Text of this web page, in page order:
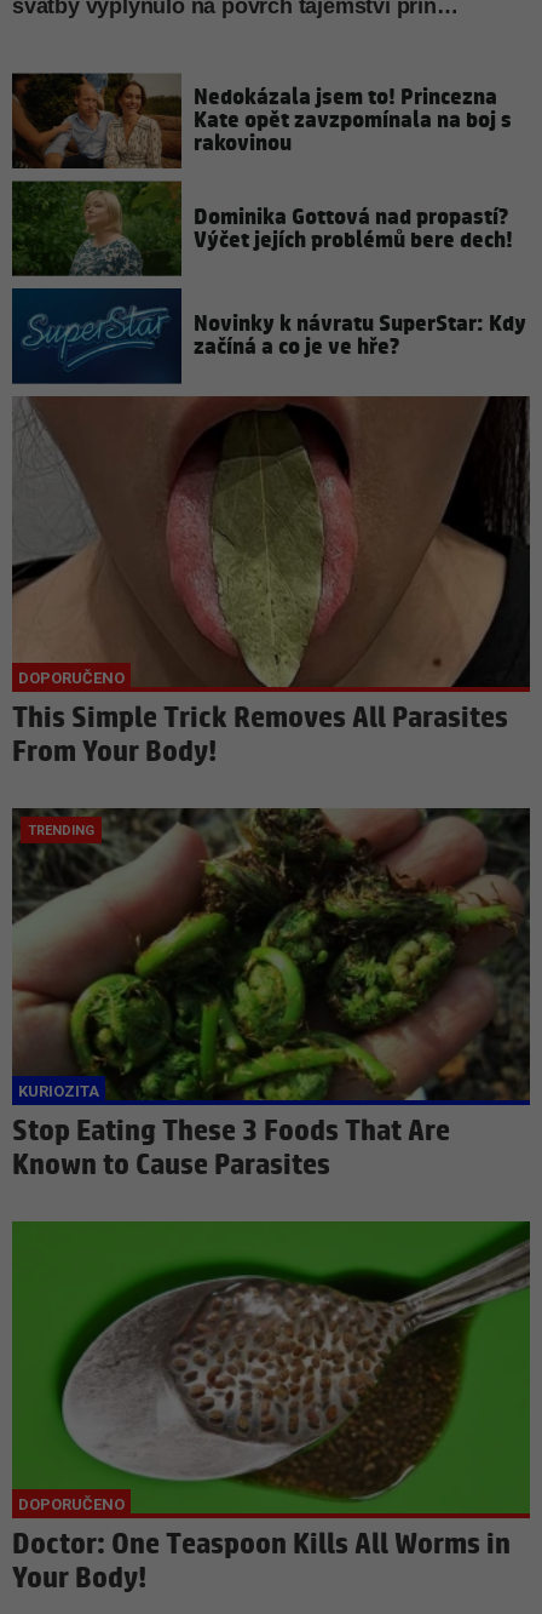
Nedokázala jsem to! Princezna
Kate opět zavzpomínala na boj s
rakovinou
Dominika Gottová nad propastí?
Výčet jejích problémů bere dech!
Novinky k návratu SuperStar: Kdy
začíná a co je ve hře?
This Simple Trick Removes All Parasites
From Your Body!
Stop Eating These 3 Foods That Are
Known to Cause Parasites
Doctor: One Teaspoon Kills All Worms in
Your Body!